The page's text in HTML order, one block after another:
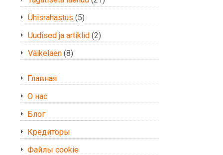
Ühisrahastus (5)
Uudised ja artiklid (2)
Väikelaen (8)
Главная
О нас
Блог
Кредиторы
Файлы cookie